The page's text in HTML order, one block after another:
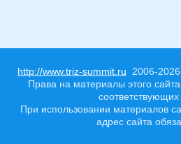
http://www.triz-summit.ru 2006-
Права на материалы этого
соответствующих
При использовании материалов
адрес сайта